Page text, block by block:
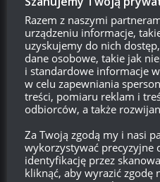
Szukaj:
LOGOWANIE
Zarejestruj się
Zaloguj się
Razem z naszymi
urządzeniu informacje,
uzyskujemy do nich
dane osobowe, takie jak
i standardowe informacje
w celu zapewniania
treści, pomiaru reklam i
odbiorców, a także
Za Twoją zgodą my i nasi
wykorzystywać precyzyjne
identyfikację przez
kliknąć, aby wyrazić zgodę